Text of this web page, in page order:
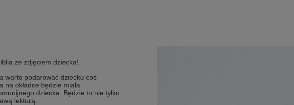
ze zdjęciem dziecka!
warto podarować dziecku coś
okładce będzie miała
dziecka. Będzie to nie tylko
lekturą.